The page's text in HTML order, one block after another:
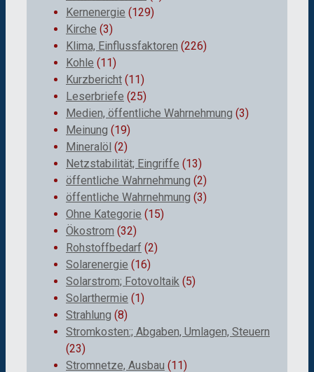
Kernenergie (129)
Kirche (3)
Klima, Einflussfaktoren (226)
Kohle (11)
Kurzbericht (11)
Leserbriefe (25)
Medien, öffentliche Wahrnehmung (3)
Meinung (19)
Mineralöl (2)
Netzstabilität; Eingriffe (13)
öffentliche Wahrnehmung (2)
öffentliche Wahrnehmung (3)
Ohne Kategorie (15)
Ökostrom (32)
Rohstoffbedarf (2)
Solarenergie (16)
Solarstrom; Fotovoltaik (5)
Solarthermie (1)
Strahlung (8)
Stromkosten:; Abgaben, Umlagen, Steuern
(23)
Stromnetze, Ausbau (11)